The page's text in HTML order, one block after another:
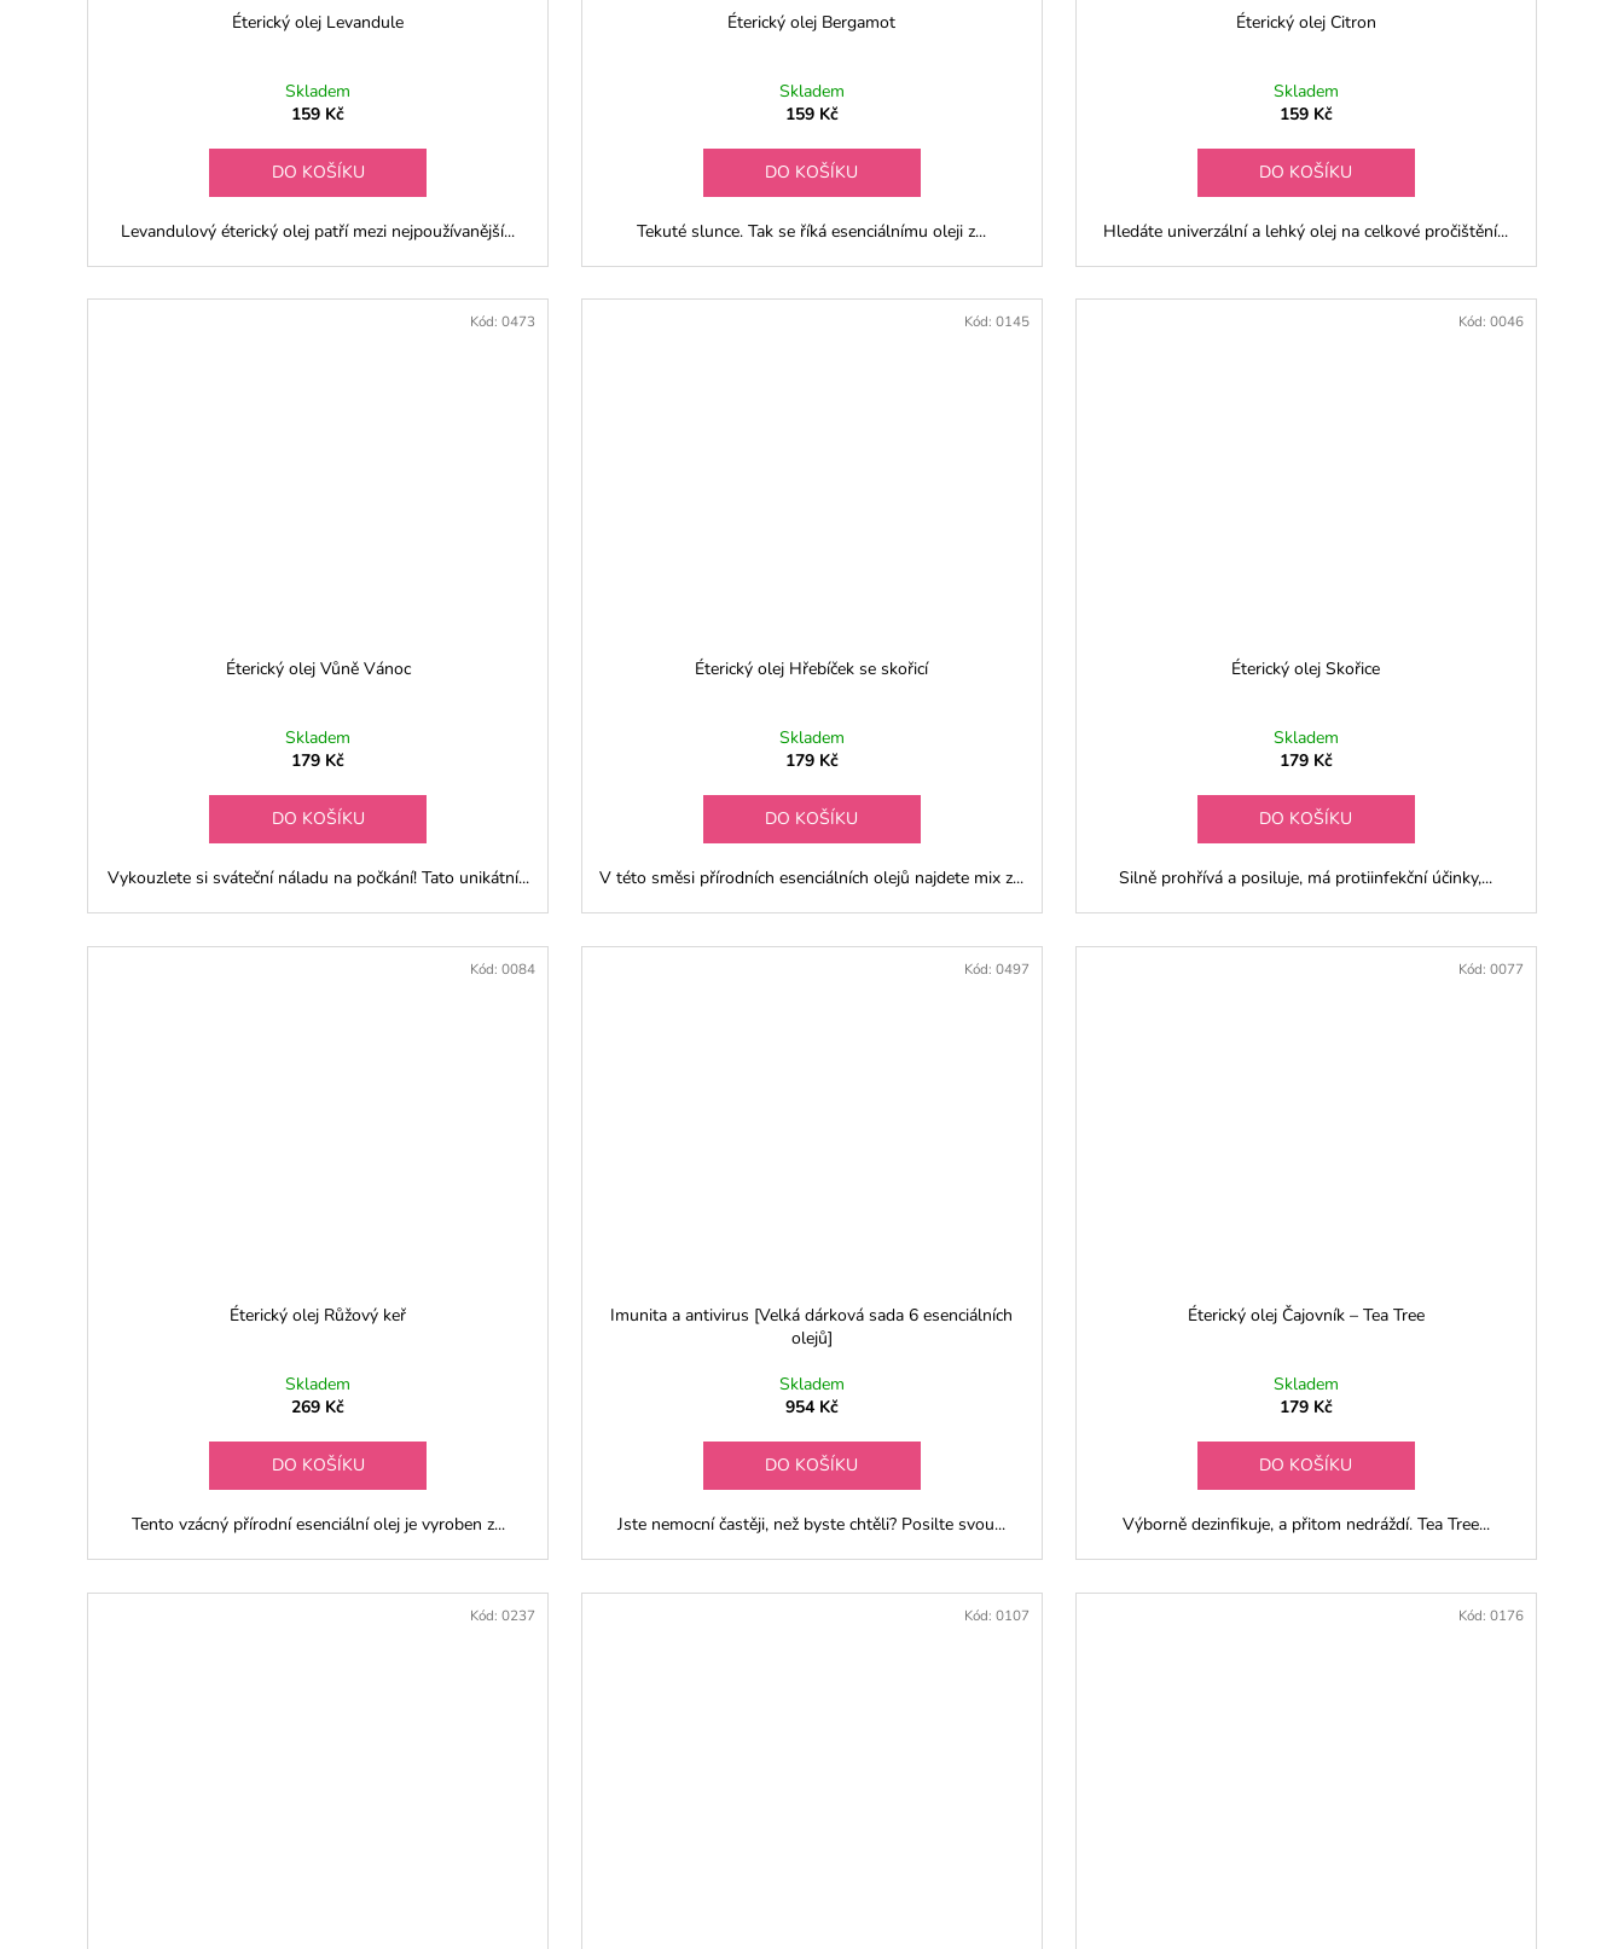
Éterický olej Levandule
Skladem
159 Kč
DO KOŠÍKU
Levandulový éterický olej patří mezi nejpoužívanější...
Éterický olej Bergamot
Skladem
159 Kč
DO KOŠÍKU
Tekuté slunce. Tak se říká esenciálnímu oleji z...
Éterický olej Citron
Skladem
159 Kč
DO KOŠÍKU
Hledáte univerzální a lehký olej na celkové pročištění...
Éterický olej Vůně Vánoc
Skladem
179 Kč
DO KOŠÍKU
Vykouzlete si sváteční náladu na počkání! Tato unikátní...
Kód:0473
Éterický olej Hřebíček se skořicí
Skladem
179 Kč
DO KOŠÍKU
V této směsi přírodních esenciálních olejů najdete mix z...
Kód: 0145
Éterický olej Skořice
Skladem
179 Kč
DO KOŠÍKU
Silně prohřívá a posiluje, má protiinfekční účinky,...
Kód: 0046
Éterický olej Růžový keř
Skladem
269 Kč
DO KOŠÍKU
Tento vzácný přírodní esenciální olej je vyroben z...
Kód:0084
Imunita a antivirus [Velká dárková sada 6 esenciálních
olejů]
Skladem
954 Kč
DO KOŠÍKU
Jste nemocní častěji, než byste chtěli? Posilte svou...
Kód: 0497
Éterický olej Čajovník – Tea Tree
Skladem
179 Kč
DO KOŠÍKU
Výborně dezinfikuje, a přitom nedráždí. Tea Tree...
Kód: 0077
Kód:0237 Kód: 0107 Kód: 0176